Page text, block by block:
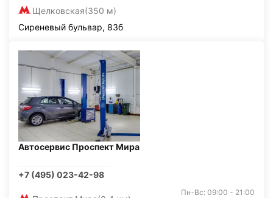
Щелковская(350 м)
Сиреневый бульвар, 83б
Автосервис Проспект Мира
+7 (495) 023-42-98
Пн-Вс: 09:00 - 21:00